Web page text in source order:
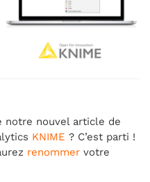
notre nouvel article de
KNIME ? C’est parti !
renommer votre